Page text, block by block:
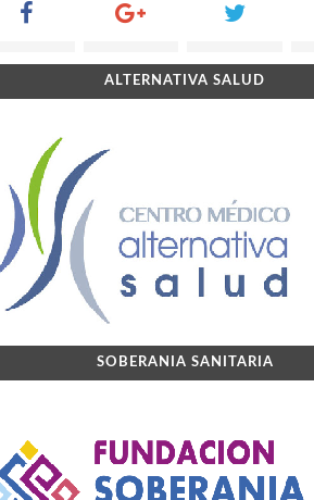
ALTERNATIVA SALUD
SOBERANIA SANITARIA